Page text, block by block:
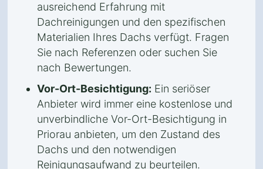
ausreichend Erfahrung mit
Dachreinigungen und den spezifischen
Materialien Ihres Dachs verfügt. Fragen
Sie nach Referenzen oder suchen Sie
nach Bewertungen.
Vor-Ort-Besichtigung: Ein seriöser
Anbieter wird immer eine kostenlose und
unverbindliche Vor-Ort-Besichtigung in
Priorau anbieten, um den Zustand des
Dachs und den notwendigen
Reinigungsaufwand zu beurteilen.